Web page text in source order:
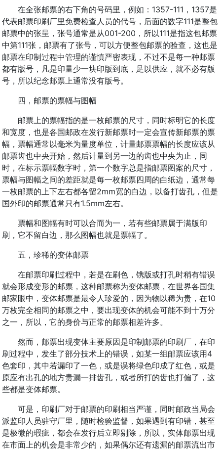
在全张邮票的右下角的号码里，例如：1357-111，1357是
代表邮票印刷厂里免费检查人员的代号，后面的数字111是整包
邮票中的张呈，张号通常是从001-200，所以111是指这包邮票
中第111张，邮票有了张号，可以方便整包邮票的验查，这也是
邮票在印制过程中管理的谨慎严密表现，不过不是每一种邮票
都有版号，凡是印量少一块印版到底，足以供应，就不必有版
号，所以纪念邮票上通常没有版号。
四，邮票的票幅与图幅
邮票上的票幅指的是一枚邮票的尺寸，同时标明它的长度
和宽度，也是各国邮政在发行新邮票时一定会宣传新邮票的票
幅，票幅通常以毫米为量度单位，计量邮票票幅的长度应该从
邮票齿也中央开始，然后计量到另一边的齿也中央为止，同
时，在标示票幅数字时，第一个数字总是指邮票图案的尺寸，
票幅与图幅之间的差距就是每一枚邮票四周的白纸边，通常每
一枚邮票的上下左右都各留2mm宽的白边，以备打齿孔，但是
国外印的邮票通常只有1.5mm左右。
票幅和图幅有时可以合而为一，若有些邮票属于满版印
刷，它不留白边，那么图幅也就是票幅了。
五，珍稀的变体邮票
在邮票印刷过程中，若是在刷色，镌版或打孔时稍有错误
就会形成变形的邮票，这种邮票称为变体邮票，在世界各国集
邮家眼中，变体邮票是最令人珍爱的，因为物以稀为贵，在10
万枚完全相同的邮票之中，要出现变体的机会可能不到十万分
之一，所以，它的身价与正常的邮票相差许多。
然而，邮票出现变体主要原因是印制邮票的印刷厂，在印
刷过程中，发生了部分技术上的错误，如某一组邮票应该用4
色套印，其中若漏印了一色，或是误将绿色印成了红色，或是
原应有出孔的地方贵漏一排齿孔，或者所打的齿也打偏了，这
些都是变体邮票。
可是，印刷厂对于邮票的印刷相当严谨，同时邮政当局会
派监印人员驻守厂里，随时检验监督，如果遇到有印错，甚至
是极微的瑕疵，都会在发行后立即剔除，所以，实体邮票出现
在市面上的机会是非常少的，如果偶尔还有遗漏的邮票流出市